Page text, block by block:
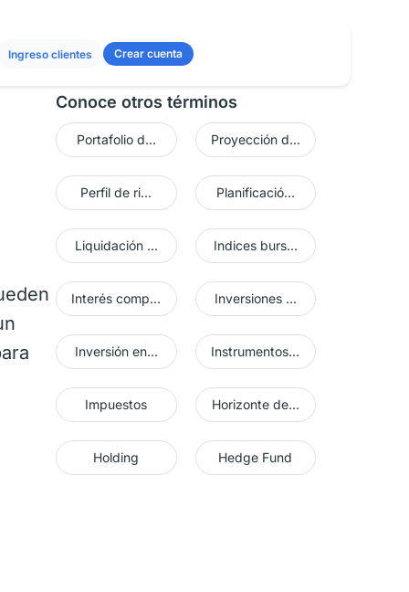
Ingreso clientes Crear cuenta
Conoce otros términos
Portafolio d... Proyección d...
Perfil de ri... Planificació...
Liquidación ... Indices burs...
Interés comp... Inversiones ...
Inversión en... Instrumentos...
Impuestos Horizonte de...
Holding Hedge Fund